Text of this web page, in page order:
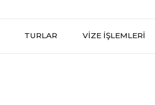
TURLAR VIZE İŞLEMLERI